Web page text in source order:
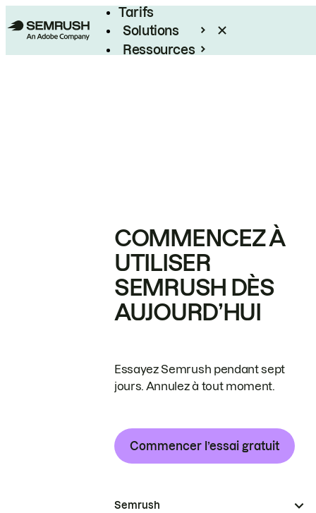
Tarifs
Solutions
Ressources
COMMENCEZ À
UTILISER
SEMRUSH DÈS
AUJOURD’HUI
Essayez Semrush pendant sept
jours. Annulez à tout moment.
Commencer l’essai gratuit
Semrush